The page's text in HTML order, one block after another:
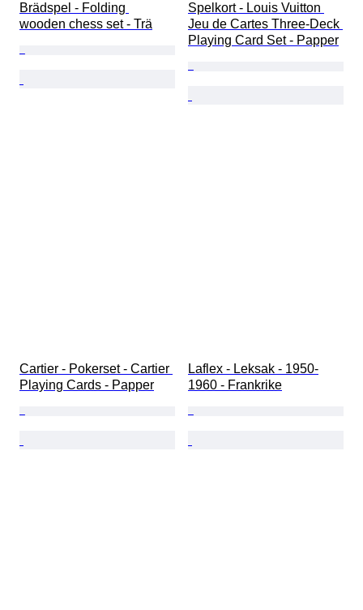
Brädspel - Folding
wooden chess set - Trä
Spelkort - Louis Vuitton
Jeu de Cartes Three-Deck
Playing Card Set - Papper
Cartier - Pokerset - Cartier
Playing Cards - Papper
Laflex - Leksak - 1950-
1960 - Frankrike